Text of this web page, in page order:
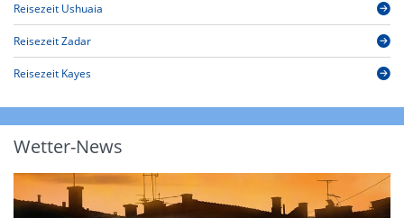
Reisezeit Ushuaia
Reisezeit Zadar
Reisezeit Kayes
Wetter-News